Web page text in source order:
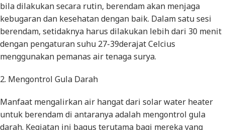
bila dilakukan secara rutin, berendam akan menjaga
kebugaran dan kesehatan dengan baik. Dalam satu sesi
berendam, setidaknya harus dilakukan lebih dari 30 menit
dengan pengaturan suhu 27-39derajat Celcius
menggunakan pemanas air tenaga surya.
2. Mengontrol Gula Darah
Manfaat mengalirkan air hangat dari solar water heater
untuk berendam di antaranya adalah mengontrol gula
darah. Kegiatan ini bagus terutama bagi mereka yang